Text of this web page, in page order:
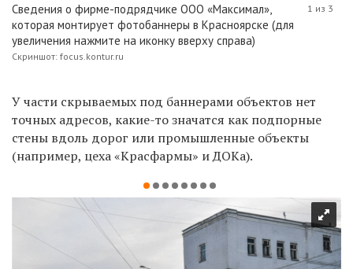
Сведения о фирме-подрядчике ООО «Максимал»,
которая монтирует фотобаннеры в Красноярске (для
увеличения нажмите на иконку вверху справа)
Скриншот: focus.kontur.ru
1 из 3
У части скрываемых под баннерами объектов нет
точных адресов, какие-то значатся как подпорные
стены вдоль дорог или промышленные объекты
(например, цеха «Красфармы» и ДОКа).